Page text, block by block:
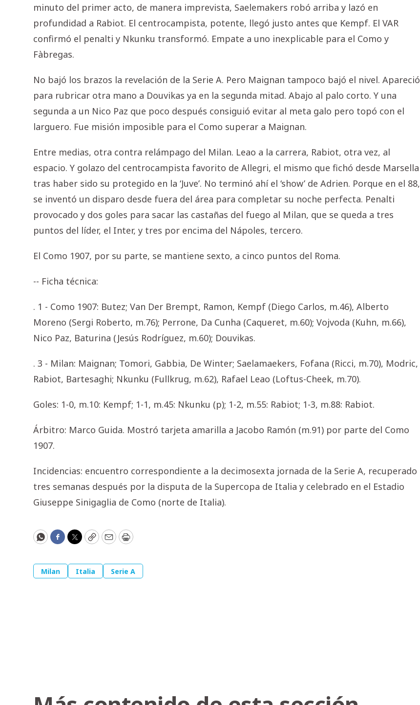
minuto del primer acto, de manera imprevista, Saelemakers robó arriba y lazó en
profundidad a Rabiot. El centrocampista, potente, llegó justo antes que Kempf. El VAR
confirmó el penalti y Nkunku transformó. Empate a uno inexplicable para el Como y
Fàbregas.
No bajó los brazos la revelación de la Serie A. Pero Maignan tampoco bajó el nivel. Apareció
para rubricar otra mano a Douvikas ya en la segunda mitad. Abajo al palo corto. Y una
segunda a un Nico Paz que poco después consiguió evitar al meta galo pero topó con el
larguero. Fue misión imposible para el Como superar a Maignan.
Entre medias, otra contra relámpago del Milan. Leao a la carrera, Rabiot, otra vez, al
espacio. Y golazo del centrocampista favorito de Allegri, el mismo que fichó desde Marsella
tras haber sido su protegido en la ‘Juve’. No terminó ahí el ‘show’ de Adrien. Porque en el 88,
se inventó un disparo desde fuera del área para completar su noche perfecta. Penalti
provocado y dos goles para sacar las castañas del fuego al Milan, que se queda a tres
puntos del líder, el Inter, y tres por encima del Nápoles, tercero.
El Como 1907, por su parte, se mantiene sexto, a cinco puntos del Roma.
-- Ficha técnica:
. 1 - Como 1907: Butez; Van Der Brempt, Ramon, Kempf (Diego Carlos, m.46), Alberto
Moreno (Sergi Roberto, m.76); Perrone, Da Cunha (Caqueret, m.60); Vojvoda (Kuhn, m.66),
Nico Paz, Baturina (Jesús Rodríguez, m.60); Douvikas.
. 3 - Milan: Maignan; Tomori, Gabbia, De Winter; Saelamaekers, Fofana (Ricci, m.70), Modric,
Rabiot, Bartesaghi; Nkunku (Fullkrug, m.62), Rafael Leao (Loftus-Cheek, m.70).
Goles: 1-0, m.10: Kempf; 1-1, m.45: Nkunku (p); 1-2, m.55: Rabiot; 1-3, m.88: Rabiot.
Árbitro: Marco Guida. Mostró tarjeta amarilla a Jacobo Ramón (m.91) por parte del Como
1907.
Incidencias: encuentro correspondiente a la decimosexta jornada de la Serie A, recuperado
tres semanas después por la disputa de la Supercopa de Italia y celebrado en el Estadio
Giuseppe Sinigaglia de Como (norte de Italia).
WhatsApp
Facebook
Twitter
CopyEmailPrint
Milan Italia Serie A